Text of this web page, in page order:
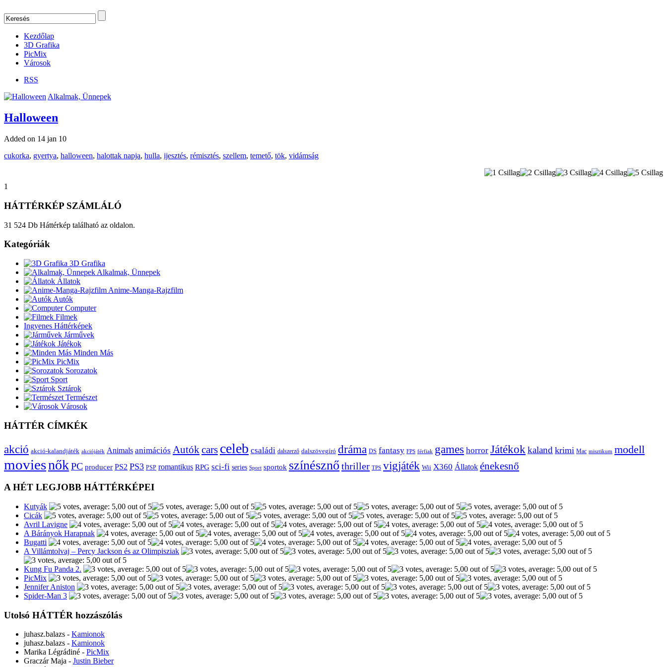
Kezdőlap
3D Grafika
PicMix
Városok
RSS
Alkalmak, Ünnepek
Halloween
Added on 14 jan 10
cukorka, gyertya, halloween, halottak napja, hulla, ijesztés, rémisztés, szellem, temető, tök, vidámság
1
HÁTTÉRKÉP SZÁMLÁLÓ
31 524 Db Háttérkép található az oldalon.
Kategóriák
3D Grafika
Alkalmak, Ünnepek
Állatok
Anime-Manga-Rajzfilm
Autók
Computer
Filmek
Ingyenes Háttérképek
Járművek
Játékok
Minden Más
PicMix
Sorozatok
Sport
Sztárok
Természet
Városok
HÁTTÉR CÍMKÉK
akció akció-kalandjáték akciójáték Animals animációs Autók cars celeb családi dalszerző dalszövegíró dráma DS fantasy FPS férfiak games horror Játékok kaland krimi Mac misztikum modell
moviesnőkPC producer PS2 PS3 PSP romantikus RPG sci-fi series Sport sportok színésznő thriller TPS vigjáték Wii X360 Állatok énekesnő
A HÉT LEGJOBB HÁTTÉRKÉPEI
Kutyák
Cicák
Avril Lavigne
A Bárányok Harapnak
Bugatti
A Villámtolvaj – Percy Jackson és az Olimpisziak
Kung Fu Panda 2.
PicMix
Jennifer Aniston
Spider-Man 3
Utolsó HÁTTÉR hozzászólás
juhasz.balazs - Kamionok
juhasz.balazs - Kamionok
Marika Légrádiné - PicMix
Graczár Maja - Justin Bieber